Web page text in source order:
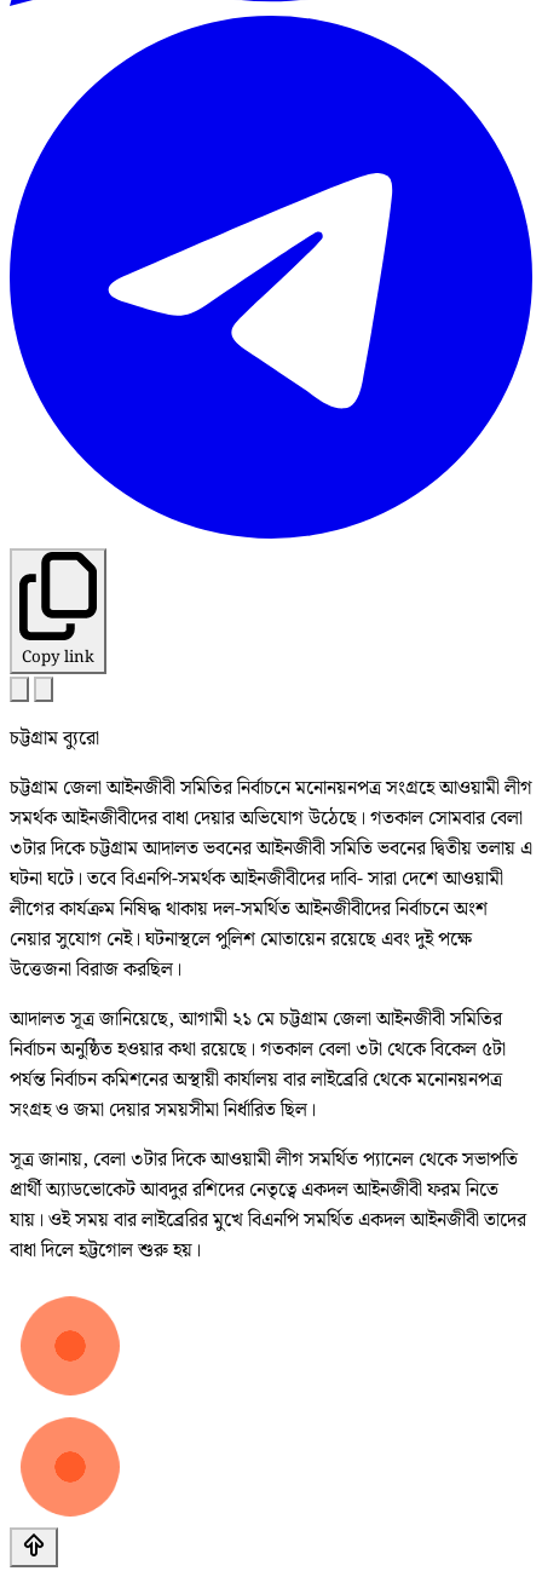
Copy link
চট্টগ্রাম ব্যুরো
চট্টগ্রাম জেলা আইনজীবী সমিতির নির্বাচনে মনোনয়নপত্র সংগ্রহে আওয়ামী লীগ
সমর্থক আইনজীবীদের বাধা দেয়ার অভিযোগ উঠেছে। গতকাল সোমবার বেলা
৩টার দিকে চট্টগ্রাম আদালত ভবনের আইনজীবী সমিতি ভবনের দ্বিতীয় তলায় এ
ঘটনা ঘটে। তবে বিএনপি-সমর্থক আইনজীবীদের দাবি- সারা দেশে আওয়ামী
লীগের কার্যক্রম নিষিদ্ধ থাকায় দল-সমর্থিত আইনজীবীদের নির্বাচনে অংশ
নেয়ার সুযোগ নেই। ঘটনাস্থলে পুলিশ মোতায়েন রয়েছে এবং দুই পক্ষে
উত্তেজনা বিরাজ করছিল।
আদালত সূত্র জানিয়েছে, আগামী ২১ মে চট্টগ্রাম জেলা আইনজীবী সমিতির
নির্বাচন অনুষ্ঠিত হওয়ার কথা রয়েছে। গতকাল বেলা ৩টা থেকে বিকেল ৫টা
পর্যন্ত নির্বাচন কমিশনের অস্থায়ী কার্যালয় বার লাইব্রেরি থেকে মনোনয়নপত্র
সংগ্রহ ও জমা দেয়ার সময়সীমা নির্ধারিত ছিল।
সূত্র জানায়, বেলা ৩টার দিকে আওয়ামী লীগ সমর্থিত প্যানেল থেকে সভাপতি
প্রার্থী অ্যাডভোকেট আবদুর রশিদের নেতৃত্বে একদল আইনজীবী ফরম নিতে
যায়। ওই সময় বার লাইব্রেরির মুখে বিএনপি সমর্থিত একদল আইনজীবী তাদের
বাধা দিলে হট্টগোল শুরু হয়।